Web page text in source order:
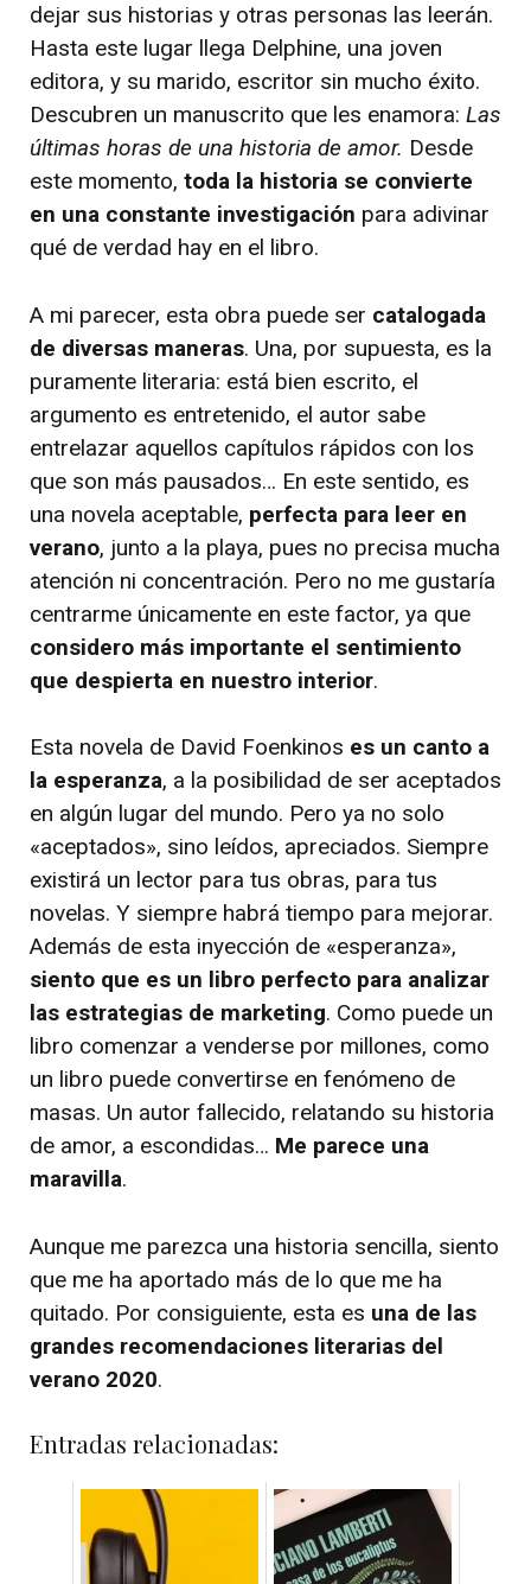
dejar sus historias y otras personas las leerán.
Hasta este lugar llega Delphine, una joven
editora, y su marido, escritor sin mucho éxito.
Descubren un manuscrito que les enamora: Las
últimas horas de una historia de amor. Desde
este momento, toda la historia se convierte
en una constante investigación para adivinar
qué de verdad hay en el libro.
A mi parecer, esta obra puede ser catalogada
de diversas maneras. Una, por supuesta, es la
puramente literaria: está bien escrito, el
argumento es entretenido, el autor sabe
entrelazar aquellos capítulos rápidos con los
que son más pausados… En este sentido, es
una novela aceptable, perfecta para leer en
verano, junto a la playa, pues no precisa mucha
atención ni concentración. Pero no me gustaría
centrarme únicamente en este factor, ya que
considero más importante el sentimiento
que despierta en nuestro interior.
Esta novela de David Foenkinos es un canto a
la esperanza, a la posibilidad de ser aceptados
en algún lugar del mundo. Pero ya no solo
«aceptados», sino leídos, apreciados. Siempre
existirá un lector para tus obras, para tus
novelas. Y siempre habrá tiempo para mejorar.
Además de esta inyección de «esperanza»,
siento que es un libro perfecto para analizar
las estrategias de marketing. Como puede un
libro comenzar a venderse por millones, como
un libro puede convertirse en fenómeno de
masas. Un autor fallecido, relatando su historia
de amor, a escondidas… Me parece una
maravilla.
Aunque me parezca una historia sencilla, siento
que me ha aportado más de lo que me ha
quitado. Por consiguiente, esta es una de las
grandes recomendaciones literarias del
verano 2020.
Entradas relacionadas: